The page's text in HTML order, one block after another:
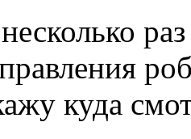
куда